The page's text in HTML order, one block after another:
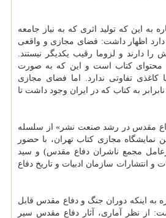
به این که تولید اثری که به نیاز جامعه
دارد اظهار داشت: فضای مجازی و واقعی
دارند و لزوما رقیب یکدیگر نیستند.
محتوای کتاب است و این که به صورت
کاغذی تفاوتی ندارد. اما فضای مجازی
به کتاب که در ایران وجود داشت تا
مقدس در رشد صنعت نشر» از سلسله
مجازی کتاب تهران، با حضور
مجمع ناشران دفاع مقدس) و سید
و انتشارات سازمان ادبیات و تاریخ دفاع
به اینکه دوران جنگ و دفاع مقدس قابل
از نظر آماری، آثار دفاع مقدس سیر